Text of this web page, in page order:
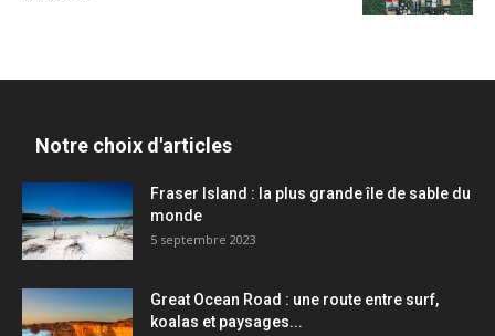
Notre choix d'articles
Fraser Island : la plus grande île de sable du
monde
5 septembre 2023
Great Ocean Road : une route entre surf,
koalas et paysages...